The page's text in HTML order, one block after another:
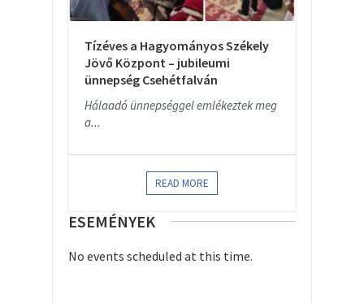
Tízéves a Hagyományos Székely
Jövő Központ – jubileumi
ünnepség Csehétfalván
Hálaadó ünnepséggel emlékeztek meg
a...
READ MORE
ESEMÉNYEK
No events scheduled at this time.